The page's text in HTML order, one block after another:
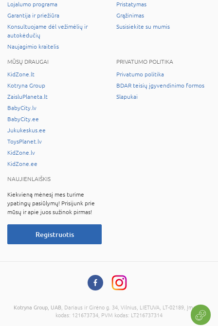
Lojalumo programa
Garantija ir priežiūra
Konsultuojame dėl vežimėlių ir
autokėdučių
Naujagimio kraitelis
Pristatymas
Grąžinimas
Susisiekite su mumis
MŪSŲ DRAUGAI
KidZone.lt
Kotryna Group
ZaisluPlaneta.lt
BabyCity.lv
BabyCity.ee
Jukukeskus.ee
ToysPlanet.lv
KidZone.lv
KidZone.ee
PRIVATUMO POLITIKA
Privatumo politika
BDAR teisių įgyvendinimo formos
Slapukai
NAUJIENLAIŠKIS
Kiekvieną mėnesį mes turime
ypatingų pasiūlymų! Prisijunk prie
mūsų ir apie juos sužinok pirmas!
Registruotis
Kotryna Group, UAB , Dariaus ir Girėno g. 34, Vilnius, LIETUVA, LT-02189, Įmonės
kodas: 121673734, PVM kodas: LT216737314